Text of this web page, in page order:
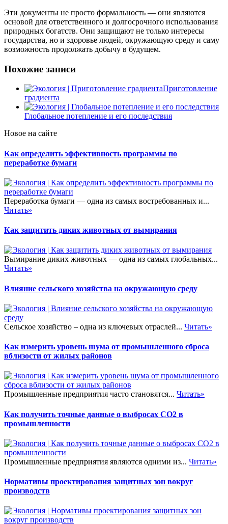
Эти документы не просто формальность — они являются
основой для ответственного и долгосрочного использования
природных богатств. Они защищают не только интересы
государства, но и здоровье людей, окружающую среду и саму
возможность продолжать добычу в будущем.
Похожие записи
Приготовление
градиента
Глобальное потепление и его последствия
Новое на сайте
Как определить эффективность программы по
переработке бумаги
Переработка бумаги — одна из самых востребованных и...
Читать»
Как защитить диких животных от вымирания
Вымирание диких животных — одна из самых глобальных...
Читать»
Влияние сельского хозяйства на окружающую среду
Сельское хозяйство – одна из ключевых отраслей... Читать»
Как измерить уровень шума от промышленного сброса
вблизости от жилых районов
Промышленные предприятия часто становятся... Читать»
Как получить точные данные о выбросах CO2 в
промышленности
Промышленные предприятия являются одними из... Читать»
Нормативы проектирования защитных зон вокруг
производств